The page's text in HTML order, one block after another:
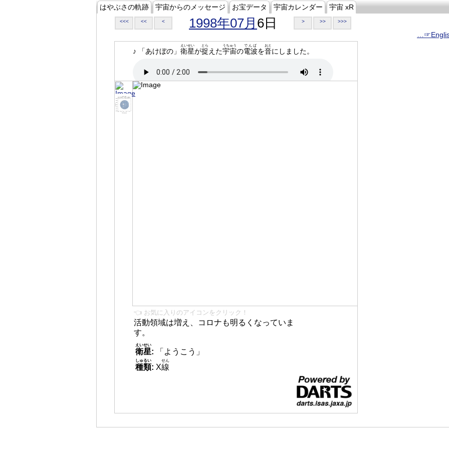
はやぶさの軌跡 宇宙からのメッセージ お宝データ 宇宙カレンダー 宇宙 xR
<<< << < 1998年07月 6日 > >> >>>
♪ 「あけぼの」 衛星
えいせい
が捉
とら
えた宇宙
うちゅう
の電波
でんぱ
を音
おと
にしました。
👈 お気に入りのアイコンをクリック！
活動領域は増え、コロナも明るくなっていま
す。
衛星
えいせい
:
「ようこう」
種類
しゅるい
: X線
せん